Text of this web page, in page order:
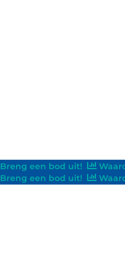
Breng een bod uit!
Breng een bod uit!